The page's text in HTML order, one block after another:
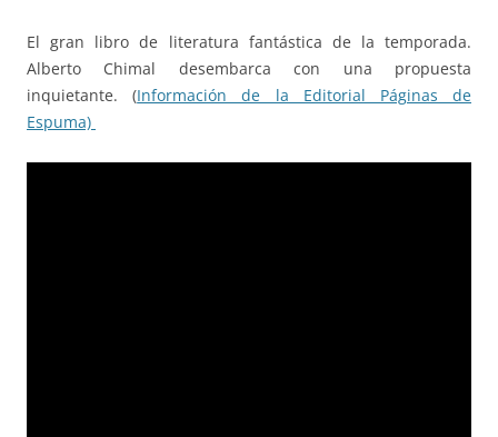
El gran libro de literatura fantástica de la temporada.
Alberto Chimal desembarca con una propuesta
inquietante. (Información de la Editorial Páginas de
Espuma)